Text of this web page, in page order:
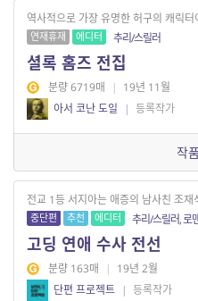
역사적으로 가장 유명한 허구의 캐릭
연재휴재 에디터 추리/스릴러
셜록 홈즈 전집
분량 6719매 | 19년 11월
아서 코난 도일
| 등록작가
작
전교 1등 서지아는 애증의 남사친 조
중단편 추천 에디터 추리/스릴러, 로
고딩 연애 수사 전선
분량 163매 | 19년 2월
단편 프로젝트 | 등록작가